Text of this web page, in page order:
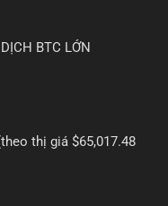
BTC LỚN
thị giá $65,017.48